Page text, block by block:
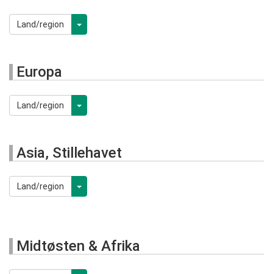
Land/region
Europa
Land/region
Asia, Stillehavet
Land/region
Midtøsten & Afrika